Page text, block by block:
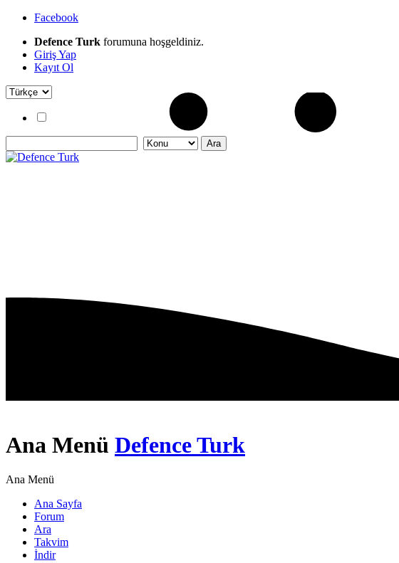
Facebook
Defence Turk forumuna hoşgeldiniz.
Giriş Yap
Kayıt Ol
Ana Menü Defence Turk
Ana Menü
Ana Sayfa
Forum
Ara
Takvim
İndir